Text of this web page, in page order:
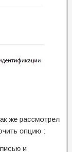
же рассмотрел
опцию :
и